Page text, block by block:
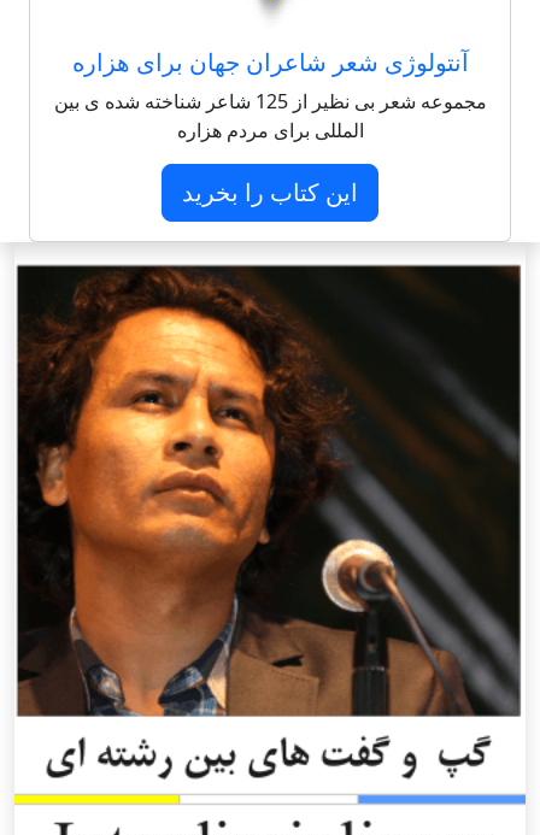
آنتولوژی شعر شاعران جهان برای هزاره
مجموعه شعر بی نظیر از 125 شاعر شناخته شده ی بین
المللی برای مردم هزاره
این کتاب را بخرید